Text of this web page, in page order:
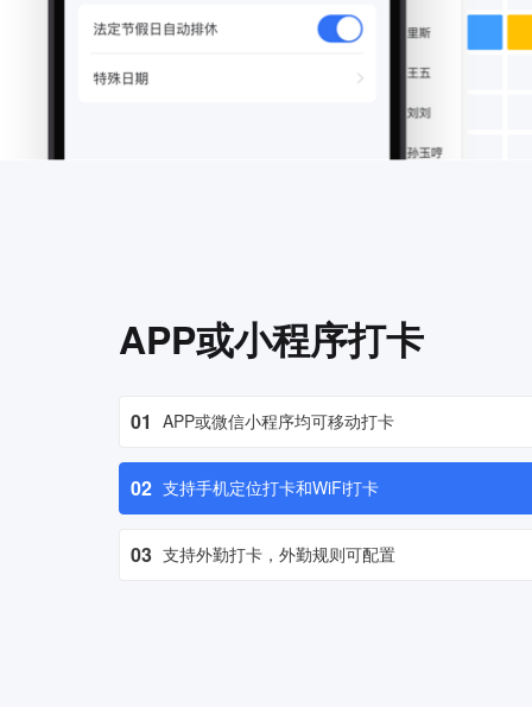
APP或小程序打卡
01 APP或微信小程序均可移动打卡
02 支持手机定位打卡和WiFi打卡
03 支持外勤打卡，外勤规则可配置